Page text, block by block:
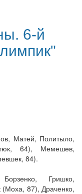
6-й
Матей, Политыло,
64), Мемешев,
84).
Гришко,
(Моха, 87), Драченко,